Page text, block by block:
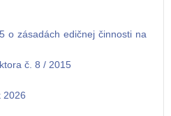
o zásadách edičnej činnosti na
č. 8 / 2015
2026